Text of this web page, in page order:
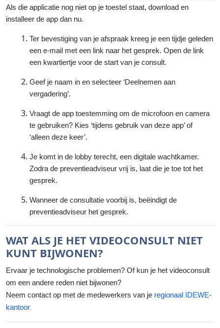
Als die applicatie nog niet op je toestel staat, download en
installeer de app dan nu.
Ter bevestiging van je afspraak kreeg je een tijdje geleden
een e-mail met een link naar het gesprek. Open de link
een kwartiertje voor de start van je consult.
Geef je naam in en selecteer ‘Deelnemen aan
vergadering’.
Vraagt de app toestemming om de microfoon en camera
te gebruiken? Kies ‘tijdens gebruik van deze app’ of
‘alleen deze keer’.
Je komt in de lobby terecht, een digitale wachtkamer.
Zodra de preventieadviseur vrij is, laat die je toe tot het
gesprek.
Wanneer de consultatie voorbij is, beëindigt de
preventieadviseur het gesprek.
WAT ALS JE HET VIDEOCONSULT NIET
KUNT BIJWONEN?
Ervaar je technologische problemen? Of kun je het videoconsult
om een andere reden niet bijwonen?
Neem contact op met de medewerkers van je regionaal IDEWE-
kantoor